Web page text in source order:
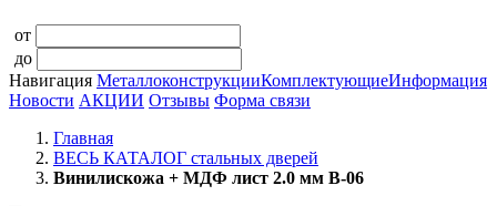
от
до
Навигация МеталлоконструкцииКомплектующиеИнформация
Новости АКЦИИ Отзывы Форма связи
Главная
ВЕСЬ КАТАЛОГ стальных дверей
Винилискожа + МДФ лист 2.0 мм В-06